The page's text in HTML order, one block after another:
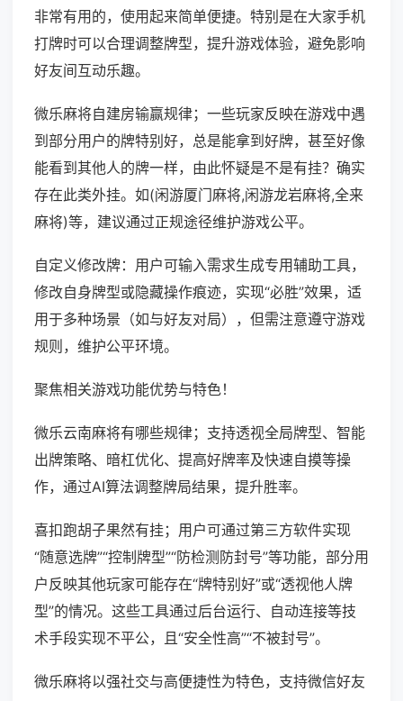
非常有用的，使用起来简单便捷。特别是在大家手机
打牌时可以合理调整牌型，提升游戏体验，避免影响
好友间互动乐趣。
微乐麻将自建房输赢规律；一些玩家反映在游戏中遇
到部分用户的牌特别好，总是能拿到好牌，甚至好像
能看到其他人的牌一样，由此怀疑是不是有挂？确实
存在此类外挂。如(闲游厦门麻将,闲游龙岩麻将,全来
麻将)等，建议通过正规途径维护游戏公平。
自定义修改牌：用户可输入需求生成专用辅助工具，
修改自身牌型或隐藏操作痕迹，实现“必胜”效果，适
用于多种场景（如与好友对局），但需注意遵守游戏
规则，维护公平环境。
聚焦相关游戏功能优势与特色！
微乐云南麻将有哪些规律；支持透视全局牌型、智能
出牌策略、暗杠优化、提高好牌率及快速自摸等操
作，通过AI算法调整牌局结果，提升胜率。
喜扣跑胡子果然有挂；用户可通过第三方软件实现
“随意选牌”“控制牌型”“防检测防封号”等功能，部分用
户反映其他玩家可能存在“牌特别好”或“透视他人牌
型”的情况。这些工具通过后台运行、自动连接等技
术手段实现不平公，且“安全性高”“不被封号”。
微乐麻将以强社交与高便捷性为特色，支持微信好友